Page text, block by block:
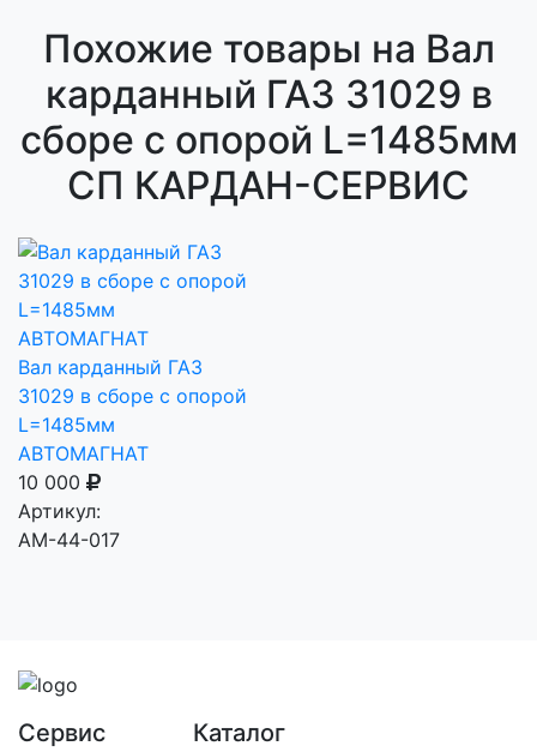
Похожие товары на Вал
карданный ГАЗ 31029 в
сборе с опорой L=1485мм
СП КАРДАН-СЕРВИС
Вал карданный ГАЗ
31029 в сборе с опорой
L=1485мм
АВТОМАГНАТ
10 000
Артикул:
AM-44-017
Сервис Каталог